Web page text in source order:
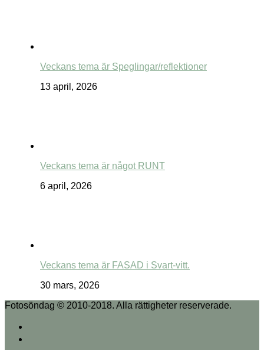
Veckans tema är Speglingar/reflektioner
13 april, 2026
Veckans tema är något RUNT
6 april, 2026
Veckans tema är FASAD i Svart-vitt.
30 mars, 2026
Fotosöndag © 2010-2018. Alla rättigheter reserverade.